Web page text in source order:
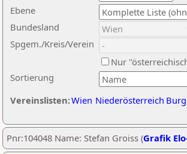
Ebene
Sortierung
Bundesland
Spgem./Kreis/Verein
Nur
Vereinslisten:Wien Niederösterreich
Pnr:104048 Name: Stefan Groiss (Grafik